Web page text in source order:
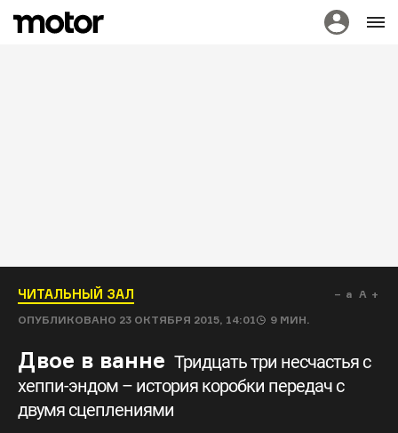
ЧИТАЛЬНЫЙ ЗАЛ
ОПУБЛИКОВАНО 23 ОКТЯБРЯ 2015, 14:01 9 МИН.
a A
Двое в ванне Тридцать три несчастья с
хеппи-эндом – история коробки передач с
двумя сцеплениями